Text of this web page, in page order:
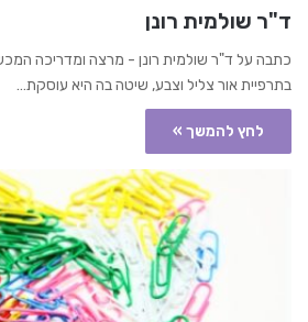
ד"ר שולמית רונן
כתבה על ד"ר שולמית רונן - מרצה ומדריכה
בתרפיית אור צליל וצבע, שיטה בה היא עוסקת…
לחץ להמשך »